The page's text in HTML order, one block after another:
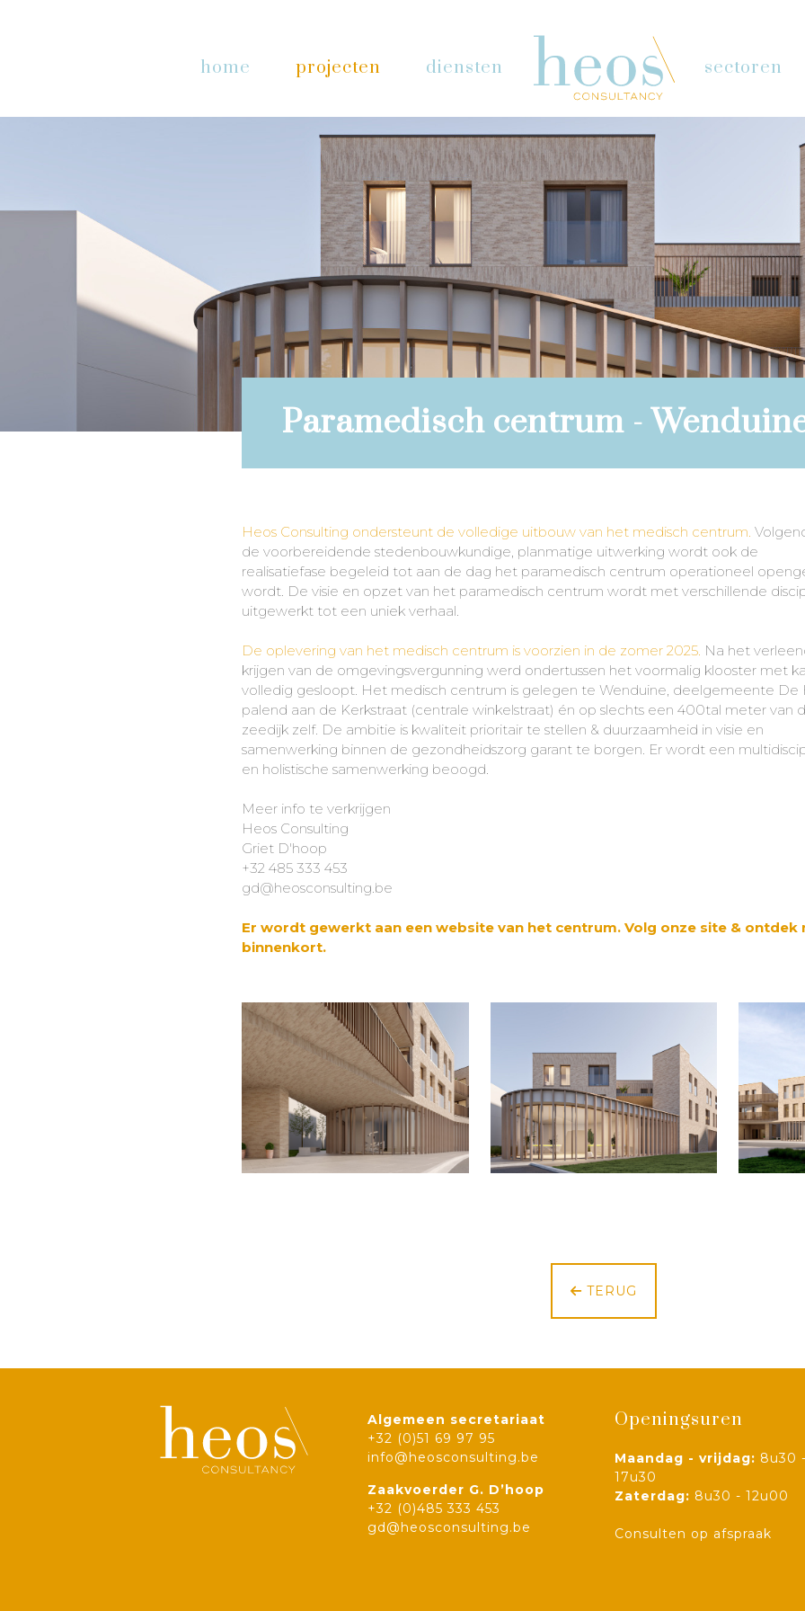
home projecten diensten sectoren
Paramedisch centrum -
Heos Consulting ondersteunt de volledige uitbouw van het medisch centrum.
de voorbereidende stedenbouwkundige, planmatige uitwerking wordt ook de
realisatiefase begeleid tot aan de dag het paramedisch centrum operationeel
wordt. De visie en opzet van het paramedisch centrum wordt met verschillende
uitgewerkt tot een uniek verhaal.
De oplevering van het medisch centrum is voorzien in de zomer 2025. Na het
krijgen van de omgevingsvergunning werd ondertussen het voormalig klooster met
volledig gesloopt. Het medisch centrum is gelegen te Wenduine, deelgemeente De
palend aan de Kerkstraat (centrale winkelstraat) én op slechts een 400tal meter van
zeedijk zelf. De ambitie is kwaliteit prioritair te stellen & duurzaamheid in visie en
samenwerking binnen de gezondheidszorg garant te borgen. Er wordt een
en holistische samenwerking beoogd.
Meer info te verkrijgen
Heos Consulting
Griet D'hoop
+32 485 333 453
gd@heosconsulting.be
Er wordt gewerkt aan een website van het centrum. Volg onze site & ontdek
binnenkort.
TERUG
Algemeen secretariaat
+32 (0)51 69 97 95
info@heosconsulting.be
Zaakvoerder G. D’hoop
+32 (0)485 333 453
gd@heosconsulting.be
Openingsuren
Maandag - vrijdag: 8u30
17u30
Zaterdag: 8u30 - 12u00
Consulten op afspraak